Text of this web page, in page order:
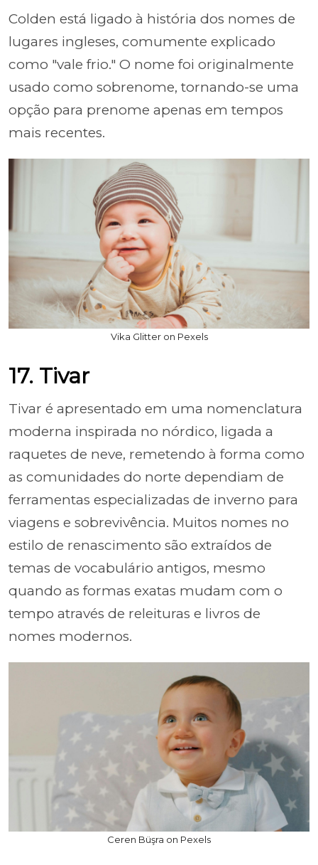
Colden está ligado à história dos nomes de
lugares ingleses, comumente explicado
como "vale frio." O nome foi originalmente
usado como sobrenome, tornando-se uma
opção para prenome apenas em tempos
mais recentes.
Vika Glitter on Pexels
17. Tivar
Tivar é apresentado em uma nomenclatura
moderna inspirada no nórdico, ligada a
raquetes de neve, remetendo à forma como
as comunidades do norte dependiam de
ferramentas especializadas de inverno para
viagens e sobrevivência. Muitos nomes no
estilo de renascimento são extraídos de
temas de vocabulário antigos, mesmo
quando as formas exatas mudam com o
tempo através de releituras e livros de
nomes modernos.
Ceren Büşra on Pexels